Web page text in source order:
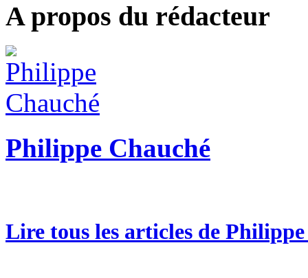
A propos du rédacteur
Philippe Chauché
Lire tous les articles de